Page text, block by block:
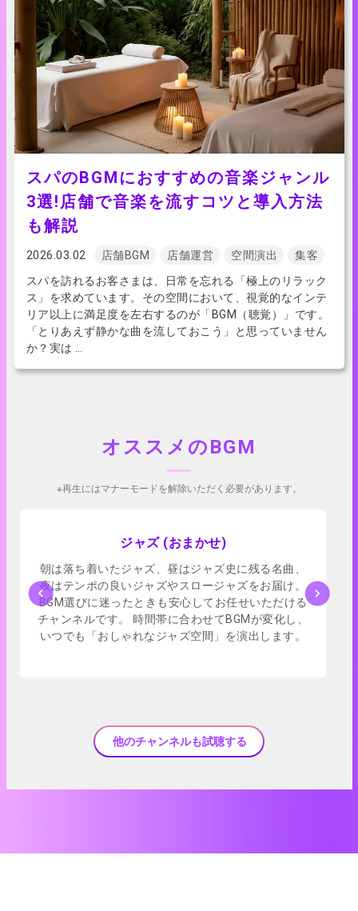
スパのBGMにおすすめの音楽ジャンル
3選!店舗で音楽を流すコツと導入方法
も解説
2026.03.02 店舗BGM 店舗運営 空間演出
集客
スパを訪れるお客さまは、日常を忘れる「極上のリラック
ス」を求めています。その空間において、視覚的なインテ
リア以上に満足度を左右するのが「BGM（聴覚）」です。
「とりあえず静かな曲を流しておこう」と思っていません
か？実は …
オススメのBGM
※再生にはマナーモードを解除いただく必要があります。
アプリで試聴
ジャズ (おまかせ)
朝は落ち着いたジャズ、昼はジャズ史に残る名曲、
夜はテンポの良いジャズやスロージャズをお届け。
BGM選びに迷ったときも安心してお任せいただける
チャンネルです。 時間帯に合わせてBGMが変化し、
いつでも「おしゃれなジャズ空間」を演出します。
他のチャンネルも試聴する